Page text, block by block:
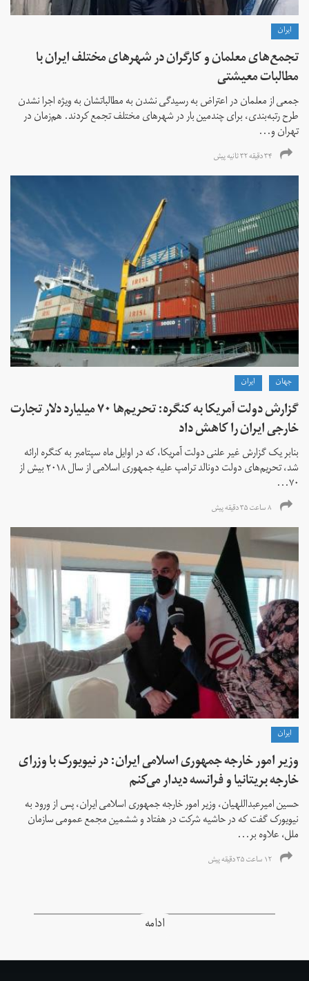
ايران
تجمع‌های معلمان و کارگران در شهرهای مختلف ایران با
مطالبات معیشتی
جمعی از معلمان در اعتراض به رسیدگی نشدن به مطالباتشان به ویژه اجرا نشدن
طرح رتبه‌بندی، برای چندمین بار در شهرهای مختلف تجمع کردند. هم‌زمان در
تهران و...
۳۴ دقیقه ۳۲ ثانیه پیش
جهان ايران
گزارش دولت آمریکا به کنگره: تحریم‌ها ۷۰ میلیارد دلار تجارت
خارجی ایران را کاهش داد
بنابر یک گزارش غیر علنی دولت آمریکا، که در اوایل ماه سپتامبر به کنگره ارائه
شد، تحریم‌های دولت دونالد ترامپ علیه جمهوری اسلامی از سال ۲۰۱۸ بیش از
۷۰...
۸ ساعت ۳۵ دقیقه پیش
ايران
وزیر امور خارجه جمهوری اسلامی ایران: در نیویورک با وزرای
خارجه بریتانیا و فرانسه دیدار می‌کنم
حسین امیرعبداللهیان، وزیر امور خارجه جمهوری اسلامی ایران، پس از ورود به
نیویورک گفت که در حاشیه شرکت در هفتاد و ششمین مجمع عمومی سازمان
ملل، علاوه بر...
۱۲ ساعت ۳۵ دقیقه پیش
ادامه